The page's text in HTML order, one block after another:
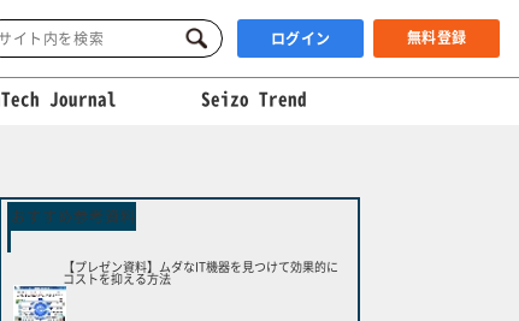
ログイン 無料登録
Journal Seizo Trend
おすすめ参考資料
【プレゼン資料】ムダなIT機器を見つけて効果的に
コストを抑える方法